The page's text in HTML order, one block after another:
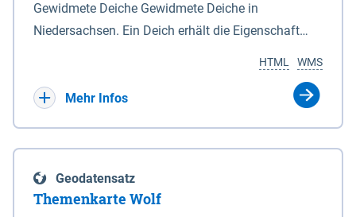
Gewidmete Deiche Gewidmete Deiche in
Niedersachsen. Ein Deich erhält die Eigenschaft
Deichbehörde durch Verordnung ausspricht. Für
enthalten. Sperrwerke Sperrwerke sind Bauwerke
mit Sperrvorrichtungen in Tidegewässern, die dem
WMS
HTML
Mehr Infos
Geodatensatz
Themenkarte Wolf